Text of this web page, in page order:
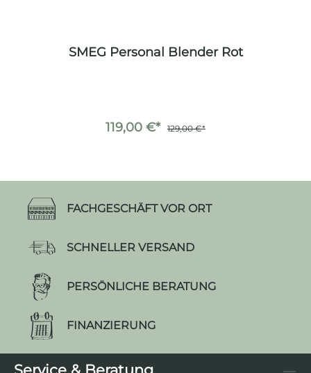
SMEG Personal Blender Rot
119,00 €* 129,00 €*
FACHGESCHÄFT VOR ORT
SCHNELLER VERSAND
PERSÖNLICHE BERATUNG
FINANZIERUNG